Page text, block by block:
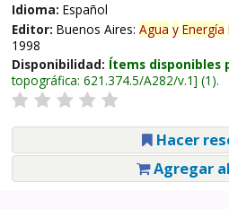
Idioma: Español
Editor: Buenos Aires: Agua y Energía
1998
Disponibilidad: Ítems disponibles
topográfica: 621.374.5/A282/v.1 (1).
Hacer
Agregar